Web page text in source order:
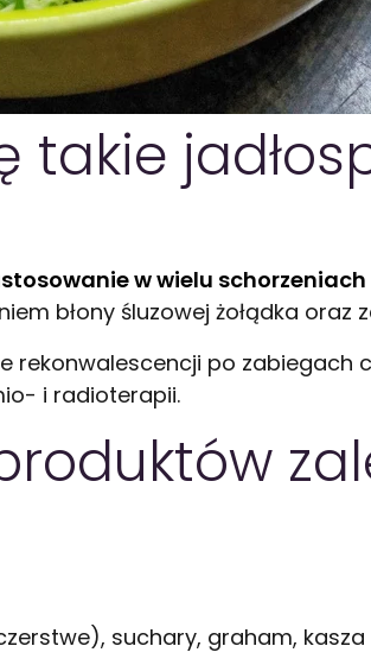
w wielu
błony śluzowej żołądka oraz
rekonwalescencji po zabiegach
i radioterapii.
suchary, graham,